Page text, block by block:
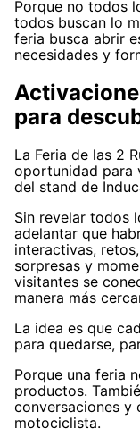
Porque no todos
todos buscan lo
feria busca abrir
necesidades y
para
La Feria de las 2
oportunidad para
del stand de
Sin revelar todos
adelantar que
interactivas,
sorpresas y
visitantes se
manera más
La idea es que
para quedarse,
Porque una feria
productos.
conversaciones y
motociclista.